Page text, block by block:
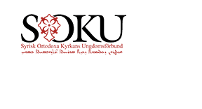
innehållet